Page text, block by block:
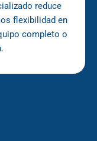
reduce
flexibilidad en
completo o